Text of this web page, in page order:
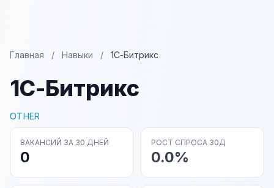
Главная / Навыки / 1С-Битрикс
1С-Битрикс
OTHER
ВАКАНСИЙ ЗА 30 ДНЕЙ
0
РОСТ СПРОСА 30Д
0.0%